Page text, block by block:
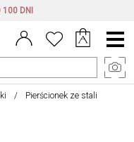
DNI
Menu
główne
Pierścionek ze stali